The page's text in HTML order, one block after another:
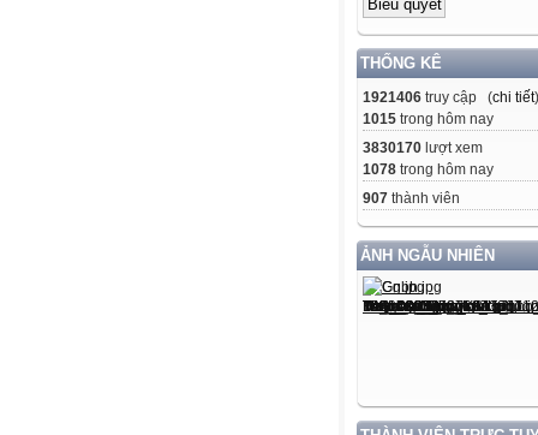
THỐNG KÊ
1921406 truy cập (chi tiết)
1015 trong hôm nay
3830170 lượt xem
1078 trong hôm nay
907 thành viên
ẢNH NGẪU NHIÊN